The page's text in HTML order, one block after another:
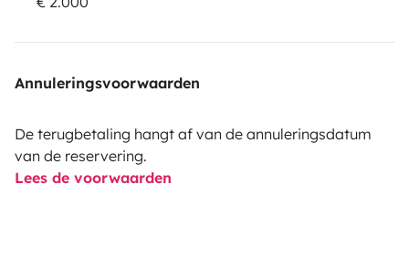
Annuleringsvoorwaarden
De terugbetaling hangt af van de annuleringsdatum
van de reservering.
Lees de voorwaarden